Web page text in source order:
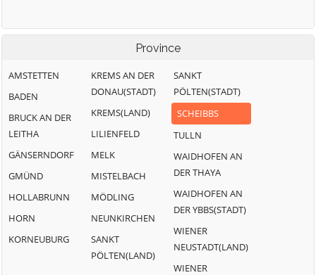
Province
AMSTETTEN
BADEN
BRUCK AN DER
LEITHA
GÄNSERNDORF
GMÜND
HOLLABRUNN
HORN
KORNEUBURG
KREMS AN DER
DONAU(STADT)
KREMS(LAND)
LILIENFELD
MELK
MISTELBACH
MÖDLING
NEUNKIRCHEN
SANKT
PÖLTEN(LAND)
SANKT
PÖLTEN(STADT)
SCHEIBBS
TULLN
WAIDHOFEN AN
DER THAYA
WAIDHOFEN AN
DER YBBS(STADT)
WIENER
NEUSTADT(LAND)
WIENER